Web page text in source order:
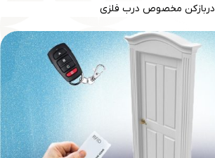
دربازکن مخصوص درب فلزی